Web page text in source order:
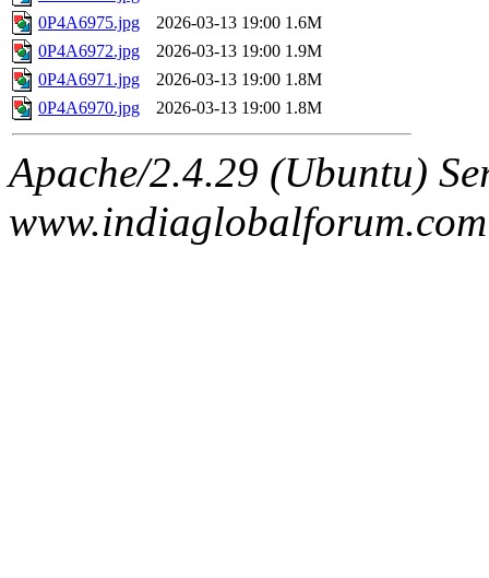
0P4A6975.jpg
2026-03-13 19:00 1.6M
0P4A6972.jpg
2026-03-13 19:00 1.9M
0P4A6971.jpg
2026-03-13 19:00 1.8M
0P4A6970.jpg
2026-03-13 19:00 1.8M
Apache/2.4.29 (Ubuntu)